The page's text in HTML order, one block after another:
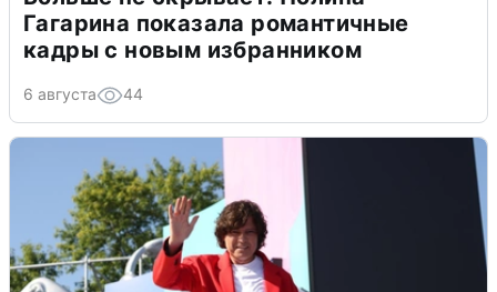
Гагарина показала романтичные
кадры с новым избранником
6 августа 44